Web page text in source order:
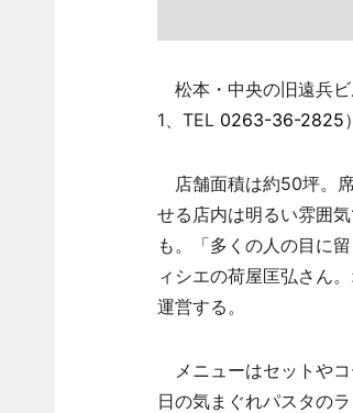
松本・中央の旧遠兵
1、TEL 0263-36-2825
店舗面積は約50坪。
せる店内は明るい雰囲
も。「多くの人の目に
ィシエの荷屋匡弘さん
運営する。
メニューはセットや
日の気まぐれパスタの